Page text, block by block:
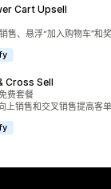
Cart Upsell
售、悬浮“加入购物车”和
Cross Sell
费套餐
上销售和交叉销售提高客